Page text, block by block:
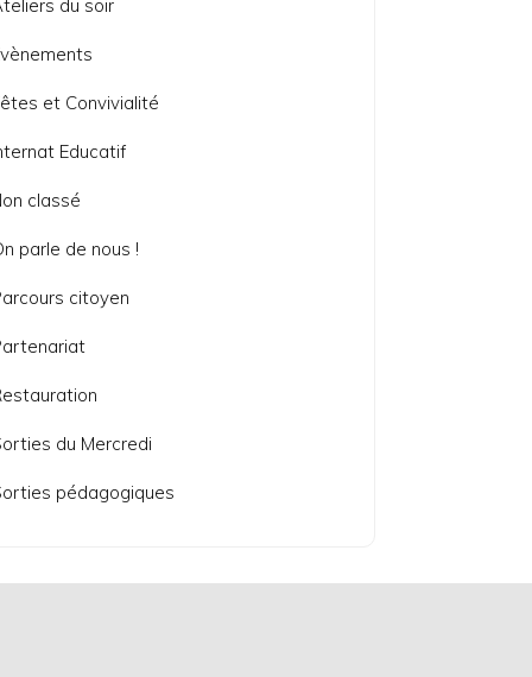
du soir
et Convivialité
Educatif
classé
parle de nous !
citoyen
du Mercredi
pédagogiques